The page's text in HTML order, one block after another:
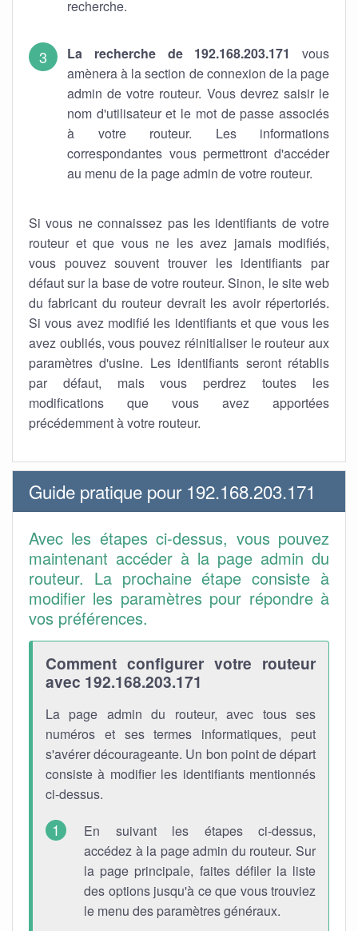
recherche.
La recherche de 192.168.203.171
vous
amènera à la section de connexion de la page
admin de votre routeur. Vous devrez saisir le
nom d'utilisateur et le mot de passe associés
à votre routeur. Les informations
correspondantes vous permettront d'accéder
au menu de la page admin de votre routeur.
Si vous ne connaissez pas les identifiants de votre
routeur et que vous ne les avez jamais modifiés,
vous pouvez souvent trouver les identifiants par
défaut sur la base de votre routeur. Sinon, le site web
du fabricant du routeur devrait les avoir répertoriés.
Si vous avez modifié les identifiants et que vous les
avez oubliés, vous pouvez réinitialiser le routeur aux
paramètres d'usine. Les identifiants seront rétablis
par défaut, mais vous perdrez toutes les
modifications que vous avez apportées
précédemment à votre routeur.
Guide pratique pour 192.168.203.171
Avec les étapes ci-dessus, vous pouvez
maintenant accéder à la page admin du
routeur. La prochaine étape consiste à
modifier les paramètres pour répondre à
vos préférences.
Comment configurer votre routeur
avec 192.168.203.171
La page admin du routeur, avec tous ses
numéros et ses termes informatiques, peut
s'avérer décourageante. Un bon point de départ
consiste à modifier les identifiants mentionnés
ci-dessus.
En suivant les étapes ci-dessus,
accédez à la page admin du routeur. Sur
la page principale, faites défiler la liste
des options jusqu'à ce que vous trouviez
le menu des paramètres généraux.